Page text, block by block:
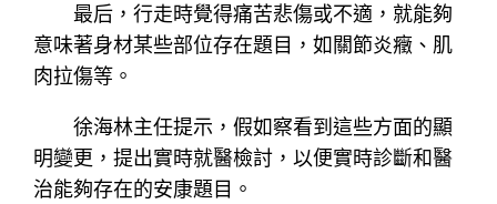
最后，行走時覺得痛苦悲傷或不適，就能夠
意味著身材某些部位存在題目，如關節炎癥、肌
肉拉傷等。
徐海林主任提示，假如察看到這些方面的顯
明變更，提出實時就醫檢討，以便實時診斷和醫
治能夠存在的安康題目。